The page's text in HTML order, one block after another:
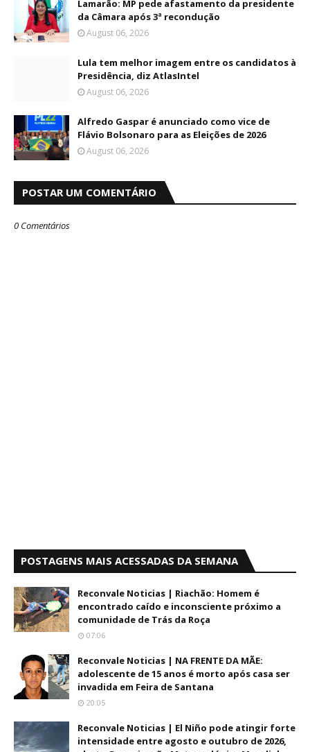
Lamarão: MP pede afastamento da presidente
da Câmara após 3ª recondução
August 06, 2026
Lula tem melhor imagem entre os candidatos à
Presidência, diz AtlasIntel
August 06, 2026
Alfredo Gaspar é anunciado como vice de
Flávio Bolsonaro para as Eleições de 2026
August 06, 2026
POSTAR UM COMENTÁRIO
0 Comentários
POSTAGENS MAIS ACESSADAS DA SEMANA
Reconvale Noticias | Riachão: Homem é
encontrado caído e inconsciente próximo a
comunidade de Trás da Roça
07:06
Reconvale Noticias | NA FRENTE DA MÃE:
adolescente de 15 anos é morto após casa ser
invadida em Feira de Santana
20:05
Reconvale Noticias | El Niño pode atingir forte
intensidade entre agosto e outubro de 2026,